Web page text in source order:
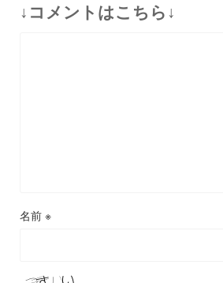
↓コメントはこちら↓
名前 ※